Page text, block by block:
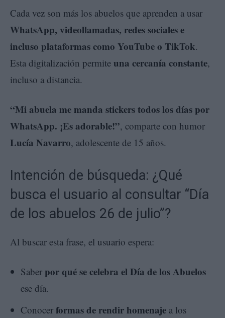
Cada vez son más los abuelos que aprenden a usar
WhatsApp, videollamadas, redes sociales e
incluso plataformas como YouTube o TikTok.
Esta digitalización permite una cercanía constante,
incluso a distancia.
“Mi abuela me manda stickers todos los días por
WhatsApp. ¡Es adorable!”, comparte con humor
Lucía Navarro, adolescente de 15 años.
Intención de búsqueda: ¿Qué
busca el usuario al consultar “Día
de los abuelos 26 de julio”?
Al buscar esta frase, el usuario espera:
Saber por qué se celebra el Día de los Abuelos
ese día.
Conocer formas de rendir homenaje a los